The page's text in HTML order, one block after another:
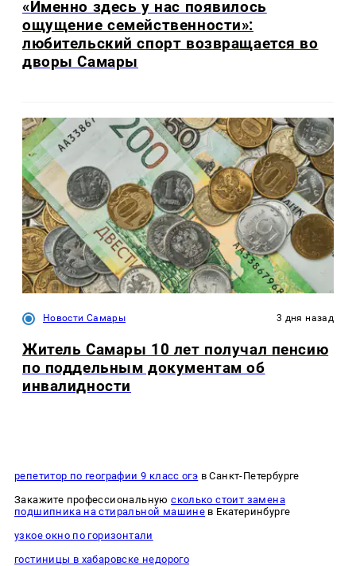
«Именно здесь у нас появилось
ощущение семейственности»:
любительский спорт возвращается во
дворы Самары
Новости Самары 3 дня назад
Житель Самары 10 лет получал пенсию
по поддельным документам об
инвалидности
репетитор по географии 9 класс огэ в Санкт-Петербурге
Закажите профессиональнуюсколько стоит замена
подшипника на стиральной машине в Екатеринбурге
узкое окно по горизонтали
гостиницы в хабаровске недорого